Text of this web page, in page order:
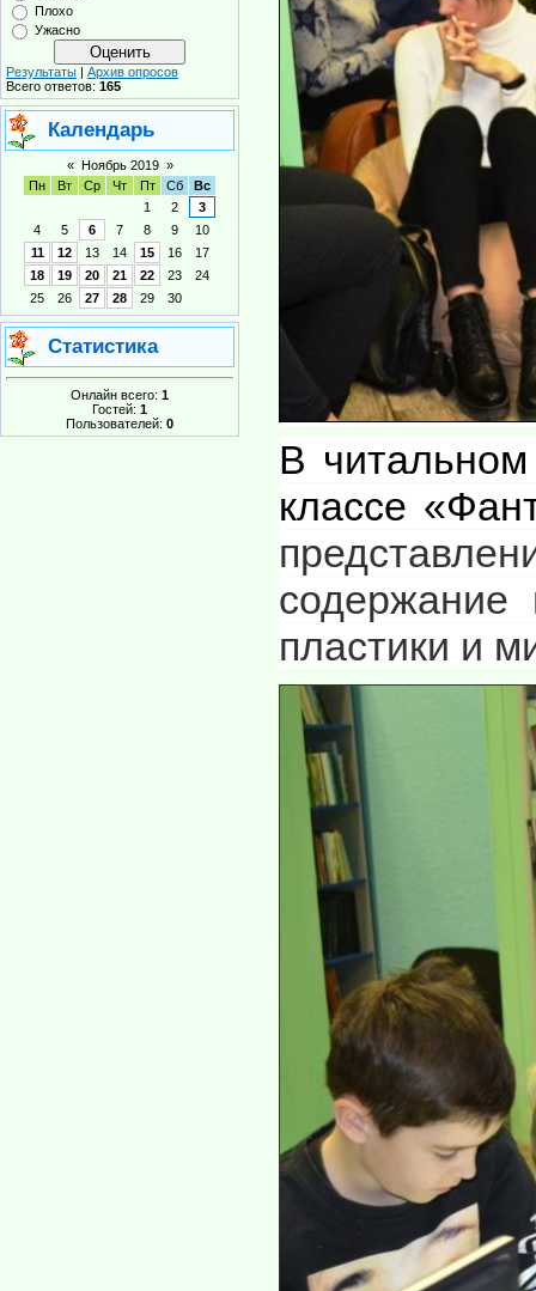
Плохо
Ужасно
Результаты | Архив опросов
Всего ответов: 165
Календарь
« Ноябрь 2019 »
Пн
Вт Ср Чт Пт Сб
Вс
1
2
3
4
5 6 7 8 9
10
11
12 13 14 15 16
17
18
19 20 21 22 23
24
25
26 27 28 29 30
Статистика
Онлайн всего: 1
Гостей: 1
Пользователей: 0
В
классе
содержание
пластики и